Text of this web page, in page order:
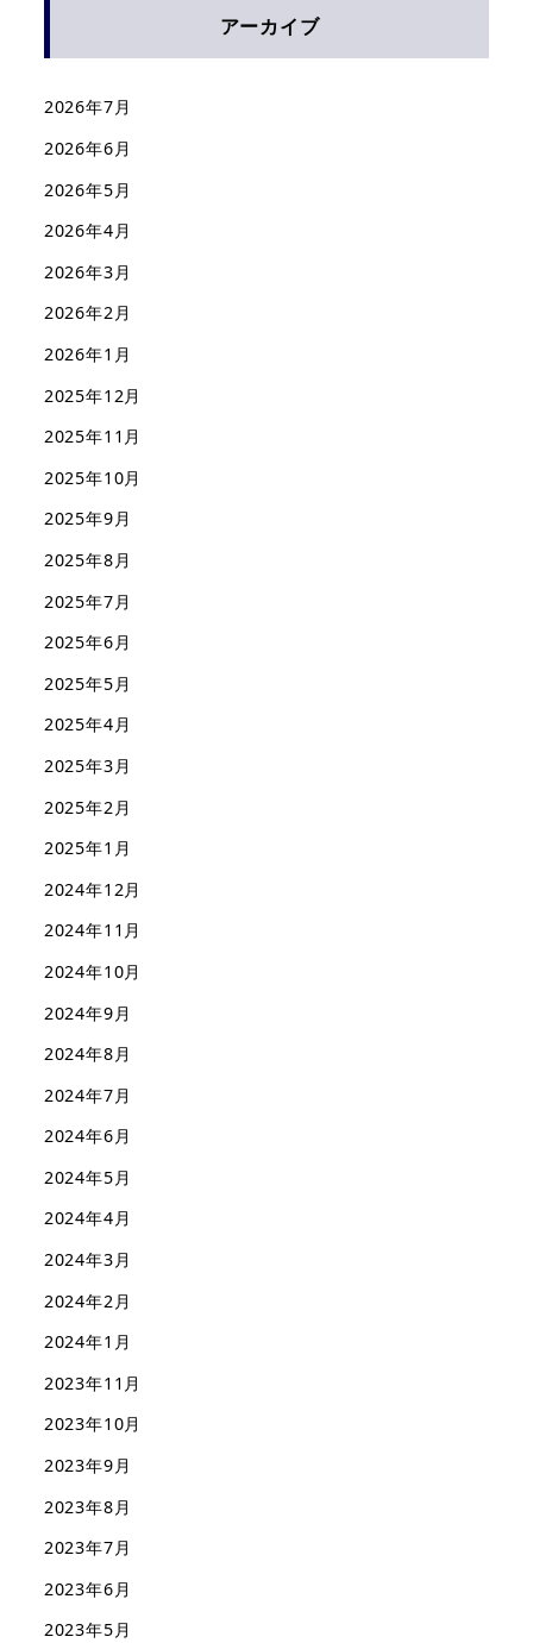
アーカイブ
2026年7月
2026年6月
2026年5月
2026年4月
2026年3月
2026年2月
2026年1月
2025年12月
2025年11月
2025年10月
2025年9月
2025年8月
2025年7月
2025年6月
2025年5月
2025年4月
2025年3月
2025年2月
2025年1月
2024年12月
2024年11月
2024年10月
2024年9月
2024年8月
2024年7月
2024年6月
2024年5月
2024年4月
2024年3月
2024年2月
2024年1月
2023年11月
2023年10月
2023年9月
2023年8月
2023年7月
2023年6月
2023年5月